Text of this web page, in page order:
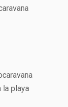
la playa